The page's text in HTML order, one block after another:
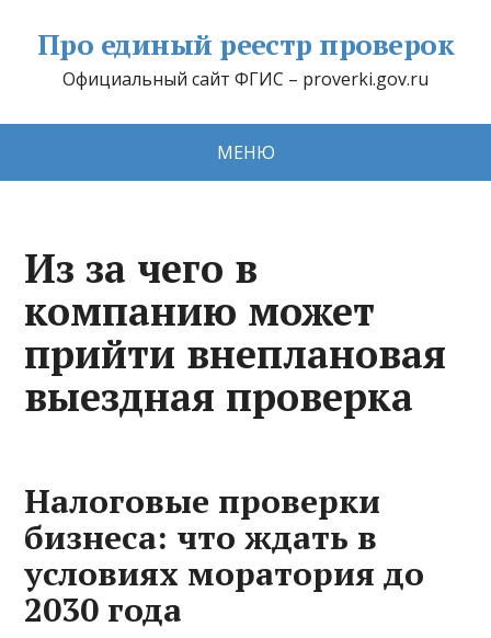
Про единый реестр проверок
Официальный сайт ФГИС – proverki.gov.ru
МЕНЮ
Из за чего в
компанию может
прийти внеплановая
выездная проверка
Налоговые проверки
бизнеса: что ждать в
условиях моратория до
2030 года